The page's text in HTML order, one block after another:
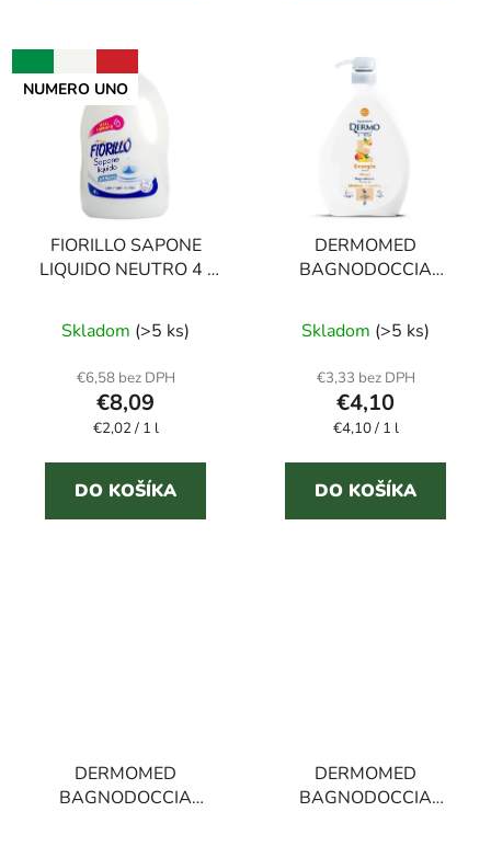
NUMERO UNO
FIORILLO SAPONE
LIQUIDO NEUTRO 4 l
Skladom (>5 ks)
€6,58 bez DPH
€8,09
Jednotková
€2,02 / 1 l
DO KOŠÍKA
DERMOMED
BAGNODOCCIA
mango 1 l
Skladom (>5 ks)
€3,33 bez DPH
€4,10
Jednotková
€4,10 / 1 l
DO KOŠÍKA
DERMOMED
BAGNODOCCIA
DERMOMED
BAGNODOCCIA